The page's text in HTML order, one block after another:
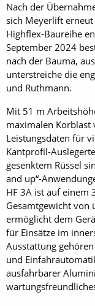
Nach der
sich Meyerlift
Highflex-Baureihe
September 2024
nach der Bauma,
unterstreiche die
und Ruthmann.
Mit 51 m
maximalen Korblast
Leistungsdaten für
Kantprofil-
gesenktem Rüssel
and up“-
HF 3A ist auf einem
Gesamtgewicht von
ermöglicht dem
für Einsätze im
Ausstattung
und
ausfahrbarer